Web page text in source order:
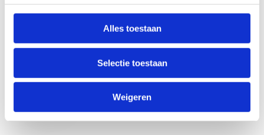
Alles toestaan
Selectie toestaan
Weigeren
Anti-Robot Verification
Click to start verification
Verzend